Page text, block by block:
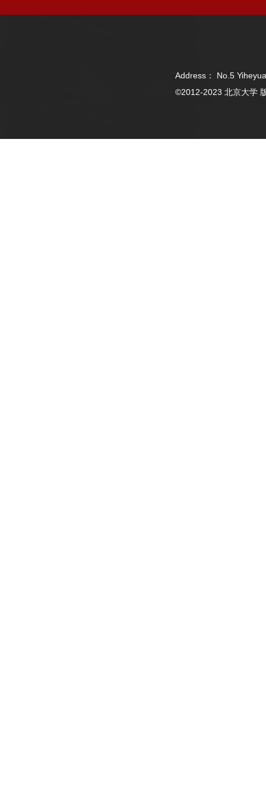
Address： No.5
©2012-2023 北京大学